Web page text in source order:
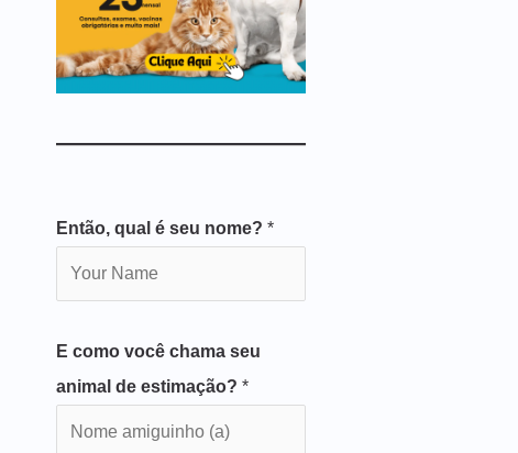
Então, qual é seu nome? *
E como você chama seu
animal de estimação? *